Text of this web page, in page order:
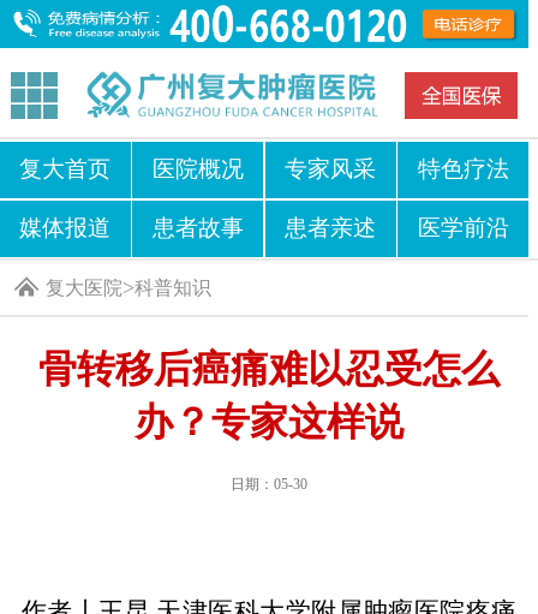
复大首页 医院概况 专家风采 特色疗法
媒体报道 患者故事 患者亲述 医学前沿
复大医院>科普知识
骨转移后癌痛难以忍受怎么
办？专家这样说
日期：05-30